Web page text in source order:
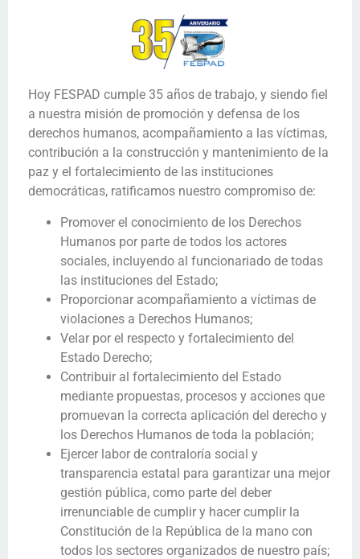
Hoy FESPAD cumple 35 años de trabajo, y siendo fiel
a nuestra misión de promoción y defensa de los
derechos humanos, acompañamiento a las víctimas,
contribución a la construcción y mantenimiento de la
paz y el fortalecimiento de las instituciones
democráticas, ratificamos nuestro compromiso de:
Promover el conocimiento de los Derechos
Humanos por parte de todos los actores
sociales, incluyendo al funcionariado de todas
las instituciones del Estado;
Proporcionar acompañamiento a víctimas de
violaciones a Derechos Humanos;
Velar por el respecto y fortalecimiento del
Estado Derecho;
Contribuir al fortalecimiento del Estado
mediante propuestas, procesos y acciones que
promuevan la correcta aplicación del derecho y
los Derechos Humanos de toda la población;
Ejercer labor de contraloría social y
transparencia estatal para garantizar una mejor
gestión pública, como parte del deber
irrenunciable de cumplir y hacer cumplir la
Constitución de la República de la mano con
todos los sectores organizados de nuestro país;